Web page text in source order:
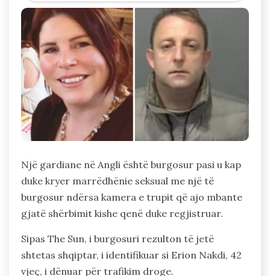
Një gardiane në Angli është burgosur pasi u kap
duke kryer marrëdhënie seksual me një të
burgosur ndërsa kamera e trupit që ajo mbante
gjatë shërbimit kishe qenë duke regjistruar.
Sipas The Sun, i burgosuri rezulton të jetë
shtetas shqiptar, i identifikuar si Erion Nakdi, 42
vjeç, i dënuar për trafikim droge.